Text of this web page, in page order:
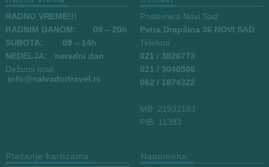
RADNO VREME!!!
RADNIM DANOM:
09 – 20h
SUBOTA: 09 – 14h
NEDELJA: neradni dan
Dežurni mail:
info@salvadortravel.rs
Poslovnica Novi Sad:
Petra Drapšina 36 NOVI SAD
Telefoni:
021 / 3826773
021 / 3040506
062 / 1874322
MB: 21932183
PIB: 11383
Plaćanje karticama:
Napomena: